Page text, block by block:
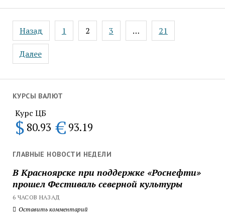
КУРСЫ ВАЛЮТ
Курс ЦБ
$ 80.93 € 93.19
ГЛАВНЫЕ НОВОСТИ НЕДЕЛИ
В Красноярске при поддержке «Роснефти»
прошел Фестиваль северной культуры
6 ЧАСОВ НАЗАД
Оставить комментарий
Пагинация
записей
Назад 1 2 3 … 21
Далее